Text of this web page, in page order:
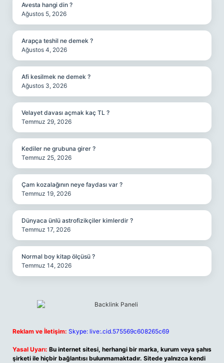
Avesta hangi din ?
Ağustos 5, 2026
Arapça teshil ne demek ?
Ağustos 4, 2026
Afi kesilmek ne demek ?
Ağustos 3, 2026
Velayet davası açmak kaç TL ?
Temmuz 29, 2026
Kediler ne grubuna girer ?
Temmuz 25, 2026
Çam kozalağının neye faydası var ?
Temmuz 19, 2026
Dünyaca ünlü astrofizikçiler kimlerdir ?
Temmuz 17, 2026
Normal boy kitap ölçüsü ?
Temmuz 14, 2026
Reklam ve İletişim: Skype: live:.cid.575569c608265c69
Yasal Uyarı: Bu internet sitesi, herhangi bir marka, kurum veya şahıs
şirketi ile hiçbir bağlantısı bulunmamaktadır. Sitede yalnızca kendi